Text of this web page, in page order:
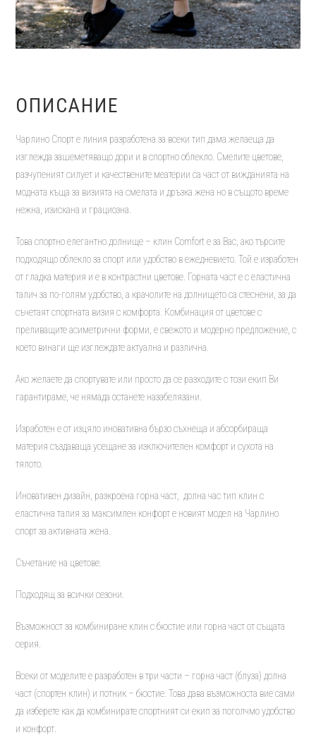
ОПИСАНИЕ
Чарлино Спорт е линия разработена за всеки тип дама желаеща да
изглежда зашеметяващо дори и в спортно облекло. Смелите цветове,
разчупеният силует и качествените меатерии са част от вижданията на
модната къща за визията на смелата и дръзка жена но в същото време
нежна, изискана и грациозна.
Това спортно елегантно долнище – клин Comfort е за Вас, ако търсите
подходящо облекло за спорт или удобство в ежедневието. Той е изработен
от гладка материя и е в контрастни цветове. Горната част е с еластична
талич за по-голям удобство, а крачолите на долнището са стеснени, за да
съчетаят спортната визия с комфорта. Комбинация от цветове с
преливащите асиметрични форми, е свежото и модерно предложение, с
което винаги ще изглеждате актуална и различна.
Ако желаете да спортувате или просто да се разходите с този екип Ви
гарантираме, че нямада останете назабелязани.
Изработен е от изцяло иновативна бързо съхнеща и абсорбираща
материя създаваща усещане за изключителен комфорт и сухота на
тялото.
Иновативен дизайн, разкроена горна част, долна час тип клин с
еластична талия за максимлен конфорт е новият модел на Чарлино
спорт за активната жена.
Съчетание на цветове.
Подходящ за всички сезони.
Възможност за комбиниране клин с бюстие или горна част от същата
серия.
Всеки от моделите е разработен в три части – горна част (блуза) долна
част (спортен клин) и потник – бюстие. Това дава възможноста вие сами
да изберете как да комбинирате спортният си екип за поголчмо удобство
и конфорт.